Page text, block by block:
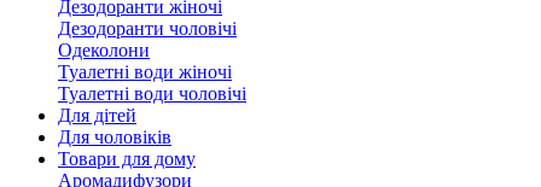
Дезодоранти жіночі
Дезодоранти чоловічі
Одеколони
Туалетні води жіночі
Туалетні води чоловічі
Для дітей
Для чоловіків
Товари для дому
Аромадифузори